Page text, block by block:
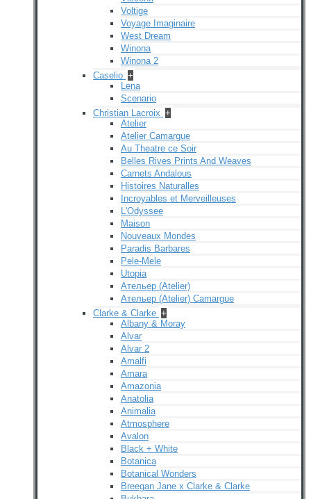
Voltige
Voyage Imaginaire
West Dream
Winona
Winona 2
Caselio +
Lena
Scenario
Christian Lacroix +
Atelier
Atelier Camargue
Au Theatre ce Soir
Belles Rives Prints And Weaves
Carnets Andalous
Histoires Naturalles
Incroyables et Merveilleuses
L'Odyssee
Maison
Nouveaux Mondes
Paradis Barbares
Pele-Mele
Utopia
Ательер (Atelier)
Ательер (Atelier) Camargue
Clarke & Clarke +
Albany & Moray
Alvar
Alvar 2
Amalfi
Amara
Amazonia
Anatolia
Animalia
Atmosphere
Avalon
Black + White
Botanica
Botanical Wonders
Breegan Jane x Clarke & Clarke